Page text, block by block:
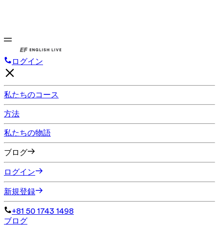
ログイン
私たちのコース
方法
私たちの物語
ブログ
ログイン
新規登録
+81 50 1743 1498
ブログ